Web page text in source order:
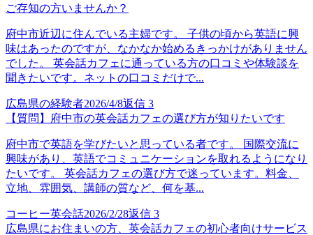
ご存知の方いませんか？
府中市近辺に住んでいる主婦です。 子供の頃から英語に興
味はあったのですが、なかなか始めるきっかけがありません
でした。 英会話カフェに通っている方の口コミや体験談を
聞きたいです。ネットの口コミだけで...
広島県の経験者2026/4/8返信 3
【質問】府中市の英会話カフェの選び方が知りたいです
府中市で英語を学びたいと思っている者です。 国際交流に
興味があり、英語でコミュニケーションを取れるようになり
たいです。 英会話カフェの選び方で迷っています。料金、
立地、雰囲気、講師の質など、何を基...
コーヒー英会話2026/2/28返信 3
広島県にお住まいの方、英会話カフェの初心者向けサービス